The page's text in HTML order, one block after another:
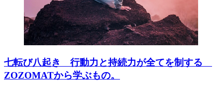
七転び八起き 行動力と持続力が全てを制する
ZOZOMATから学ぶもの。